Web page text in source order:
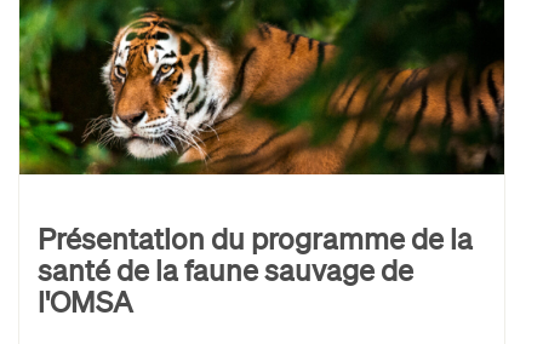
Présentation du programme de la
santé de la faune sauvage de
l'OMSA